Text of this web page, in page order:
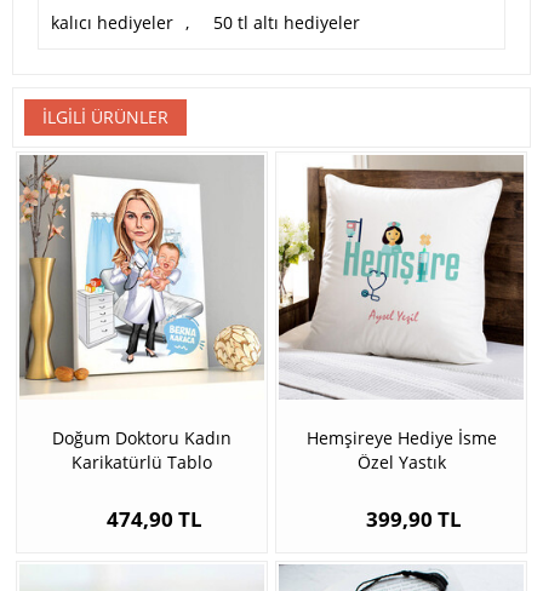
kalıcı hediyeler , 50 tl altı hediyeler
İLGILI ÜRÜNLER
Doğum Doktoru Kadın
Karikatürlü Tablo
474,90 TL
Hemşireye Hediye İsme
Özel Yastık
399,90 TL